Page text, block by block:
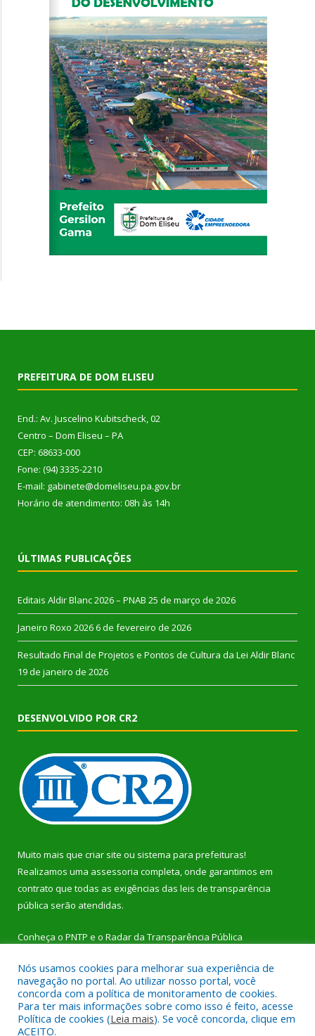
PREFEITURA DE DOM ELISEU
End.: Av. Juscelino Kubitscheck, 02
Centro – Dom Eliseu – PA
CEP: 68633-000
Fone: (94) 3335-2210
E-mail: gabinete@domeliseu.pa.gov.br
Horário de atendimento: 08h às 14h
ÚLTIMAS PUBLICAÇÕES
Editais Aldir Blanc 2026 – PNAB 25 de março de 2026
Janeiro Roxo 2026 6 de fevereiro de 2026
Resultado Final de Projetos e Pontos de Cultura da Lei Aldir Blanc
19 de janeiro de 2026
DESENVOLVIDO POR CR2
Muito mais que criar site ou sistema para prefeituras!
Realizamos uma assessoria completa, onde garantimos em
contrato que todas as exigências das leis de transparência
pública serão atendidas.
Conheça o PNTP e o Radar da Transparência Pública
Todos os direitos reservados a Prefeitura Municipal de Dom
Eliseu.
Nós usamos cookies para melhorar sua experiência de
navegação no portal. Ao utilizar nosso portal, você
concorda com a política de monitoramento de cookies.
Para ter mais informações sobre como isso é feito, acesse
Política de cookies (Leia mais). Se você concorda, clique em
ACEITO.